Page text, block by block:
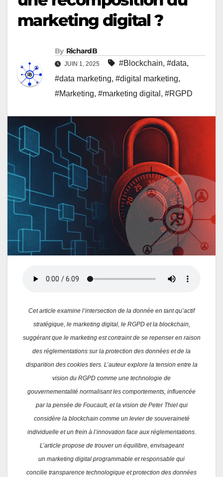
marketing digital ?
By RichardB
JUIN 1, 2025 #Blockchain, #data,
#data marketing, #digital marketing,
#Marketing, #marketing digital , #RGPD
Cet article examine l’intersection de la donnée en tant qu’actif
stratégique, le marketing digital, le RGPD et la blockchain,
suggérant que le marketing est contraint de se repenser en raison
des réglementations sur la protection des données et de la
disparition des cookies tiers. L’auteur explore la tension entre la
vision du RGPD comme une technologie de
gouvernementalité normalisant les comportements, influencée
par la pensée de Foucault, et la vision de Peter Thiel qui
considère la blockchain comme un levier de souveraineté
individuelle et un frein à l’innovation face aux réglementations.
L’article propose de trouver un équilibre, envisageant
un marketing digital programmable et responsable qui
concilie transparence technologique et protection des données